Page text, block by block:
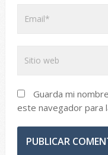
Guarda mi
este navegador para